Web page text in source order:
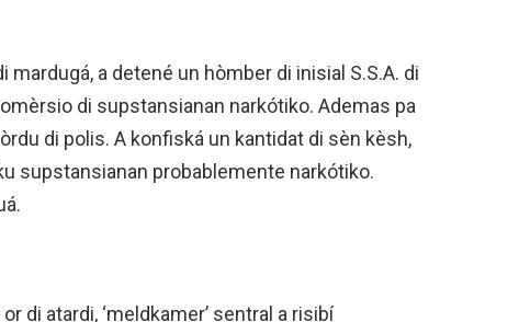
mardugá, a detené un hòmber di inisial S.S.A. di
di supstansianan narkótiko. Ademas pa
di polis. A konfiská un kantidat di sèn kèsh,
supstansianan probablemente narkótiko.
di atardi, ‘meldkamer’ sentral a risibí